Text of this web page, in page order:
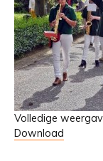
Volledige
Download